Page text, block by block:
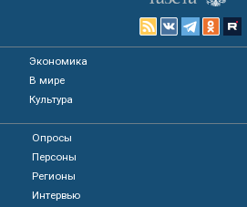
Экономика
В мире
Культура
Опросы
Персоны
Регионы
Интервью